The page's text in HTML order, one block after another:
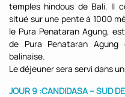
temples hindous de Bali. Il
situé sur une pente à 1000
le Pura Penataran Agung,
de Pura Penataran
balinaise.
Le déjeuner sera servi dans
JOUR 9 :CANDIDASA – SUD